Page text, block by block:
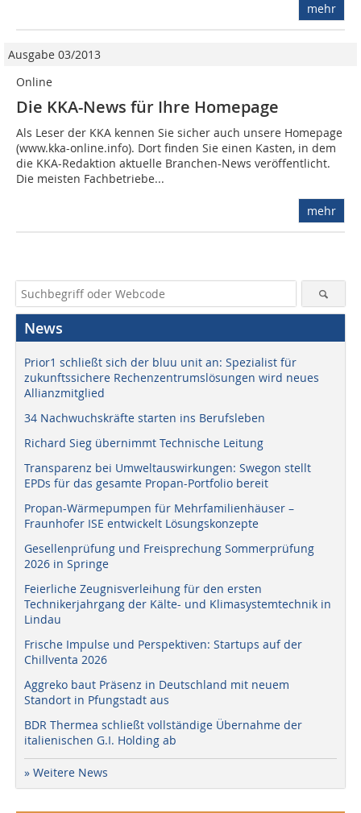
mehr
Ausgabe 03/2013
Online
Die KKA-News für Ihre Homepage
Als Leser der KKA kennen Sie sicher auch unsere Homepage
(www.kka-online.info). Dort finden Sie einen Kasten, in dem
die KKA-Redaktion aktuelle Branchen-News veröffentlicht.
Die meisten Fachbetriebe...
mehr
News
Prior1 schließt sich der bluu unit an: Spezialist für
zukunftssichere Rechenzentrumslösungen wird neues
Allianzmitglied
34 Nachwuchskräfte starten ins Berufsleben
Richard Sieg übernimmt Technische Leitung
Transparenz bei Umweltauswirkungen: Swegon stellt
EPDs für das gesamte Propan-Portfolio bereit
Propan-Wärmepumpen für Mehrfamilienhäuser –
Fraunhofer ISE entwickelt Lösungskonzepte
Gesellenprüfung und Freisprechung Sommerprüfung
2026 in Springe
Feierliche Zeugnisverleihung für den ersten
Technikerjahrgang der Kälte- und Klimasystemtechnik in
Lindau
Frische Impulse und Perspektiven: Startups auf der
Chillventa 2026
Aggreko baut Präsenz in Deutschland mit neuem
Standort in Pfungstadt aus
BDR Thermea schließt vollständige Übernahme der
italienischen G.I. Holding ab
» Weitere News